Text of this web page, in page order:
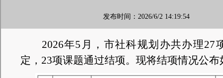
发布时间：2026/6/2 14:19:54
2026年5 月，市社科规划办共办理27
定 ， 23项课题通过结项。现将结项情况公布